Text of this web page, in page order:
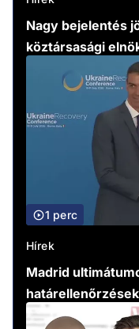
Nagy bejelentés
köztársasági
1 perc
Hírek
Madrid